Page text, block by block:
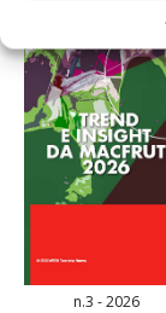
n.3 - 2026